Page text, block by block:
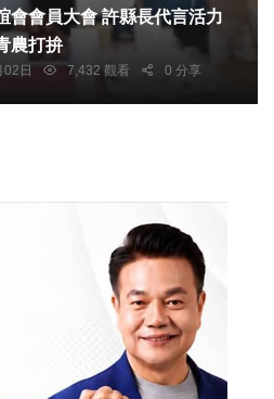
會會員大會 許縣長代言活力
農打拚
02日 7,432 觀看 0 分享